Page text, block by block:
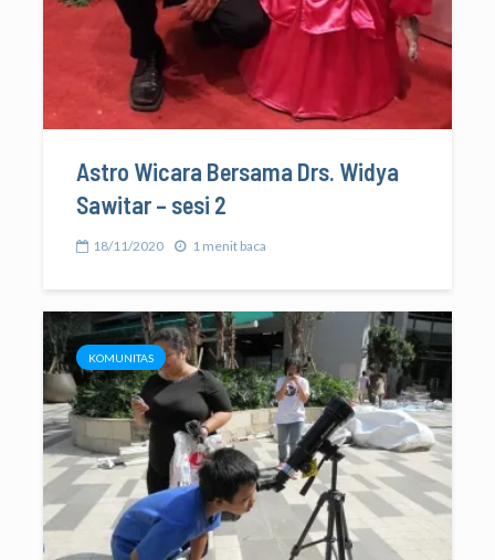
Astro Wicara Bersama Drs. Widya
Sawitar – sesi 2
18/11/2020 1 menit baca
KOMUNITAS